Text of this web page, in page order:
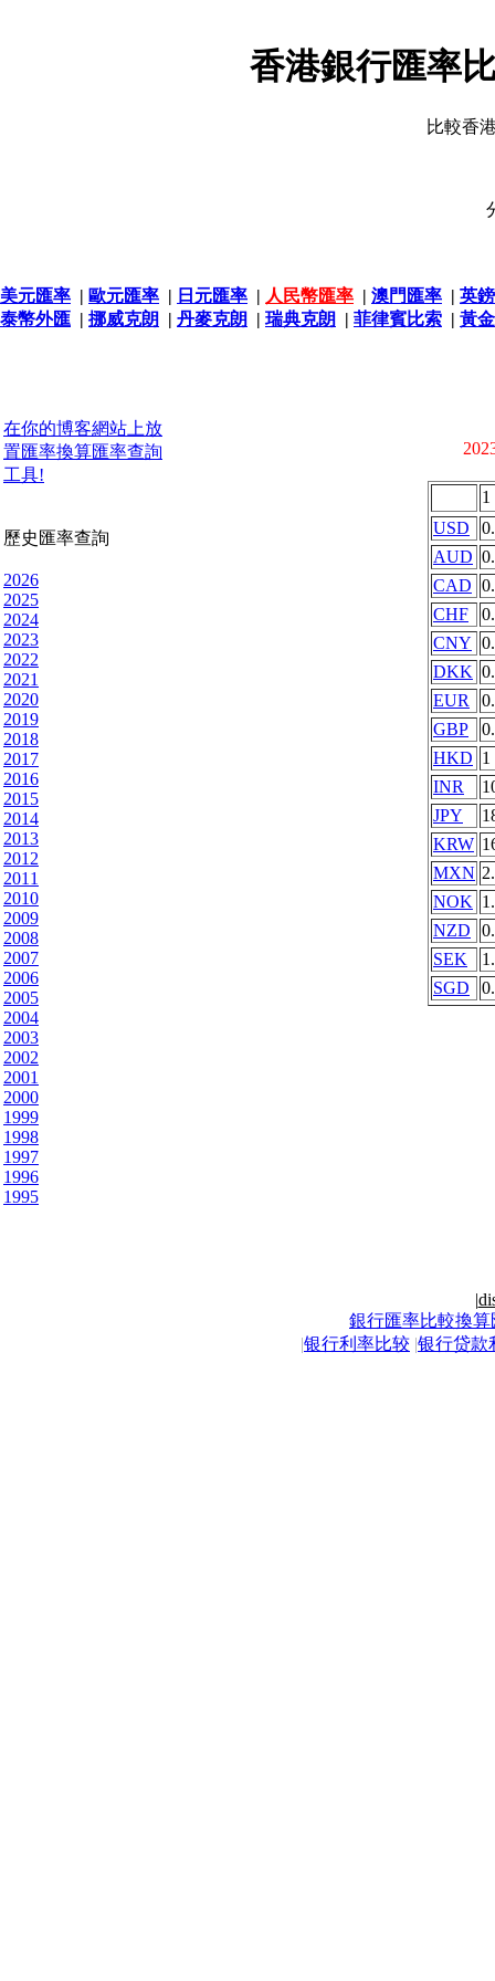
香港銀行匯率
比較香
美元匯率 | 歐元匯率 | 日元匯率 | 人民幣匯率 | 澳門匯率 | 英
泰幣外匯 | 挪威克朗 | 丹麥克朗 | 瑞典克朗 | 菲律賓比索 | 黃
在你的博客網站上放
置匯率換算匯率查詢
工具!
歷史匯率查詢
2026
2025
2024
2023
2022
2021
2020
2019
2018
2017
2016
2015
2014
2013
2012
2011
2010
2009
2008
2007
2006
2005
2004
2003
2002
2001
2000
1999
1998
1997
1996
1995
1
USD
AUD
CAD
CHF
CNY
DKK
EUR
GBP
HKD 1
INR
JPY
KRW
MXN
NOK
NZD
SEK
SGD
|
銀行匯率比較換算
|银行利率比较 |银行贷款